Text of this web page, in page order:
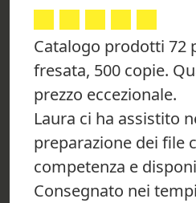
Catalogo prodotti 72
fresata, 500 copie.
prezzo eccezionale.
Laura ci ha assistito
preparazione dei file
competenza e
Consegnato nei